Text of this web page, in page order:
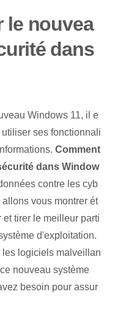
le nouvea
dans
Windows 11, il e
ses fonctionnali
Comment
dans Window
contre les cyb
vous montrer ét
tirer le meilleur parti
d'exploitation.
les logiciels malveillan
nouveau système
besoin pour assur